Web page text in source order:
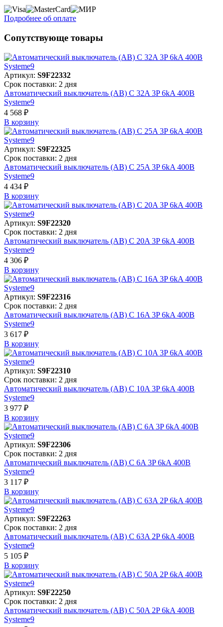
Подробнее об оплате
Сопутствующе товары
Артикул: S9F22332
Срок поставки: 2 дня
Автоматический выключатель (АВ) C 32A 3P 6kA 400В
Systeme9
4 568 ₽
В корзинy
Артикул: S9F22325
Срок поставки: 2 дня
Автоматический выключатель (АВ) C 25A 3P 6kA 400В
Systeme9
4 434 ₽
В корзинy
Артикул: S9F22320
Срок поставки: 2 дня
Автоматический выключатель (АВ) C 20A 3P 6kA 400В
Systeme9
4 306 ₽
В корзинy
Артикул: S9F22316
Срок поставки: 2 дня
Автоматический выключатель (АВ) C 16A 3P 6kA 400В
Systeme9
3 617 ₽
В корзинy
Артикул: S9F22310
Срок поставки: 2 дня
Автоматический выключатель (АВ) C 10A 3P 6kA 400В
Systeme9
3 977 ₽
В корзинy
Артикул: S9F22306
Срок поставки: 2 дня
Автоматический выключатель (АВ) C 6A 3P 6kA 400В
Systeme9
3 117 ₽
В корзинy
Артикул: S9F22263
Срок поставки: 2 дня
Автоматический выключатель (АВ) C 63A 2P 6kA 400В
Systeme9
5 105 ₽
В корзинy
Артикул: S9F22250
Срок поставки: 2 дня
Автоматический выключатель (АВ) C 50A 2P 6kA 400В
Systeme9